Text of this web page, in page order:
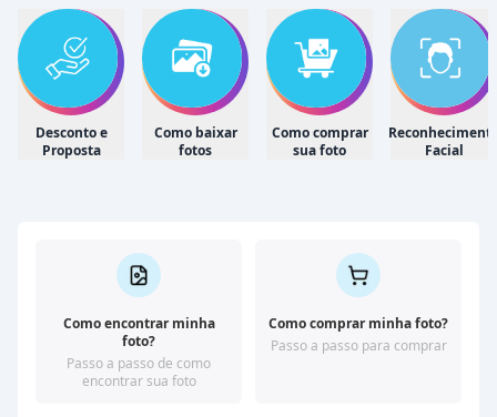
Como encontrar minha
foto?
Passo a passo de como
encontrar sua foto
Como comprar minha foto?
Passo a passo para comprar
Desconto e
Proposta
Como baixar
fotos
Como comprar
sua foto
Facial